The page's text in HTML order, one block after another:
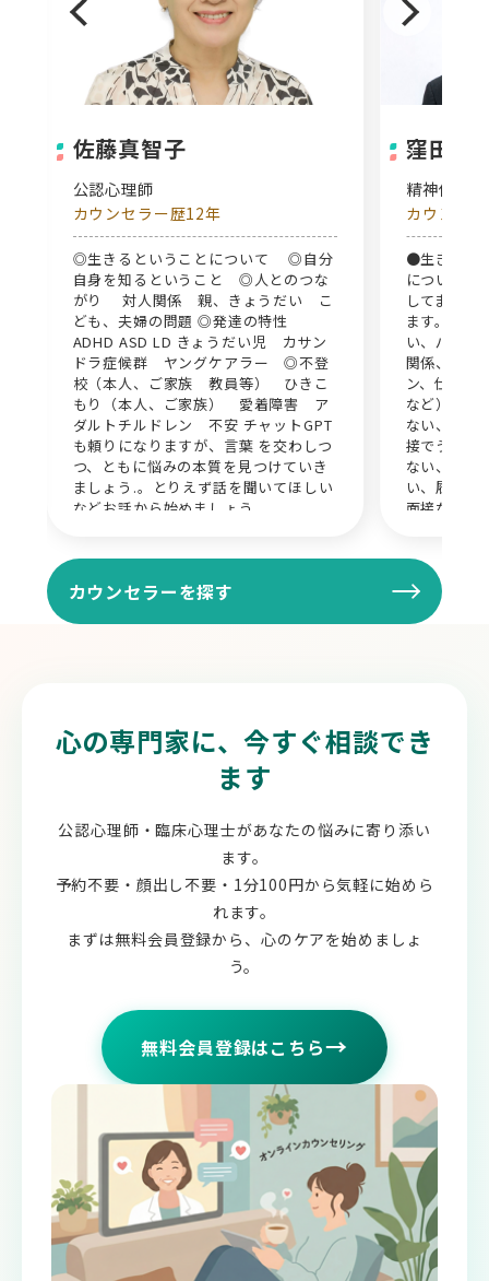
佐藤真智子
公認心理師
カウンセラー歴12年
◎生きるということについて ◎自分
自身を知るということ ◎人とのつな
がり 対人関係 親、きょうだい こ
ども、夫婦の問題 ◎発達の特性
ADHD ASD LD きょうだい児 カサン
ドラ症候群 ヤングケアラー ◎不登
校（本人、ご家族 教員等） ひきこ
もり（本人、ご家族） 愛着障害 ア
ダルトチルドレン 不安 チャットGPT
も頼りになりますが、言葉 を交わしつ
つ、ともに悩みの本質を見つけていき
ましょう.。とりえず話を聞いてほしい
などお話から始めましょう
窪田
精神保健
カウンセ
●生きづら
については
してまいり
ます。 ●仕
い、パワハ
関係、職場
ン、仕事が
など） ●就
ない、転職
接でうまく
ない、自分
い、履歴書
面接など
ットの死
つ、うつ病
ティ障害
カウンセラーを探す
心の専門家に、今すぐ相談でき
ます
公認心理師・臨床心理士があなたの悩みに寄り添い
ます。
予約不要・顔出し不要・1分100円から気軽に始めら
れます。
まずは無料会員登録から、心のケアを始めましょ
う。
無料会員登録はこちら→